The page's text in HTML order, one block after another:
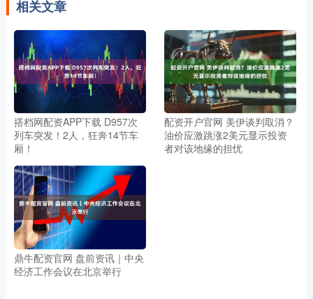
相关文章
搭档网配资APP下载 D957次
列车突发！2人，狂奔14节车
厢！
配资开户官网 美伊谈判取消？
油价应激跳涨2美元显示投资
者对该地缘的担忧
鼎牛配资官网 盘前资讯｜中央
经济工作会议在北京举行